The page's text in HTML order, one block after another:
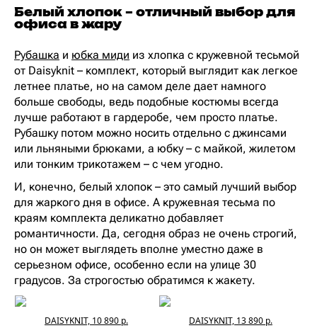
Белый хлопок – отличный выбор для
офиса в жару
Рубашка и юбка миди из хлопка с кружевной тесьмой
от Daisyknit – комплект, который выглядит как легкое
летнее платье, но на самом деле дает намного
больше свободы, ведь подобные костюмы всегда
лучше работают в гардеробе, чем просто платье.
Рубашку потом можно носить отдельно с джинсами
или льняными брюками, а юбку – с майкой, жилетом
или тонким трикотажем – с чем угодно.
И, конечно, белый хлопок – это самый лучший выбор
для жаркого дня в офисе. А кружевная тесьма по
краям комплекта деликатно добавляет
романтичности. Да, сегодня образ не очень строгий,
но он может выглядеть вполне уместно даже в
серьезном офисе, особенно если на улице 30
градусов. За строгостью обратимся к жакету.
DAISYKNIT, 10 890 р. DAISYKNIT, 13 890 р.